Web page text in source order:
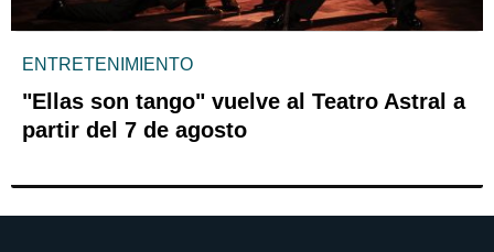
ENTRETENIMIENTO
"Ellas son tango" vuelve al Teatro Astral a
partir del 7 de agosto